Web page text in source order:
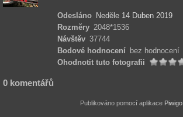
Odesláno Neděle 14 Duben 2019
Rozměry 2048*1536
Návštěv 37744
Bodové hodnocení
bez hodnocení
Ohodnotit tuto fotografii
0 komentářů
Publikováno pomocí aplikace Piwigo